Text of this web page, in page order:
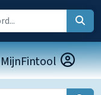
MijnFintool